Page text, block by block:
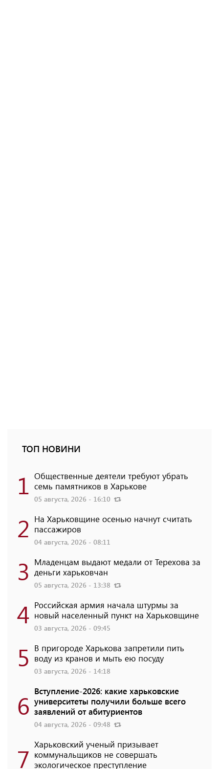
ТОП НОВИНИ
1 Общественные деятели требуют убрать
семь памятников в Харькове
05 августа, 2026 - 16:10
2 На Харьковщине осенью начнут считать
пассажиров
04 августа, 2026 - 08:11
3 Младенцам выдают медали от Терехова за
деньги харьковчан
05 августа, 2026 - 13:38
4 Российская армия начала штурмы за
новый населенный пункт на Харьковщине
03 августа, 2026 - 09:45
5 В пригороде Харькова запретили пить
воду из кранов и мыть ею посуду
03 августа, 2026 - 14:18
6 Вступление-2026: какие харьковские
университеты получили больше всего
заявлений от абитуриентов
04 августа, 2026 - 09:48
7 Харьковский ученый призывает
коммунальщиков не совершать
экологическое преступление